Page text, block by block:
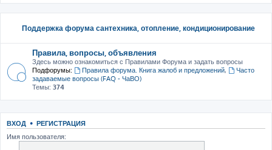
Поддержка форума сантехника, отопление, кондиционирование
Правила, вопросы, объявления
Здесь можно ознакомиться с Правилами Форума и задать вопросы
Подфорумы:
Правила форума. Книга жалоб и предложений,
Часто
задаваемые вопросы (FAQ - ЧаВО)
Темы: 374
ВХОД • РЕГИСТРАЦИЯ
Имя пользователя: